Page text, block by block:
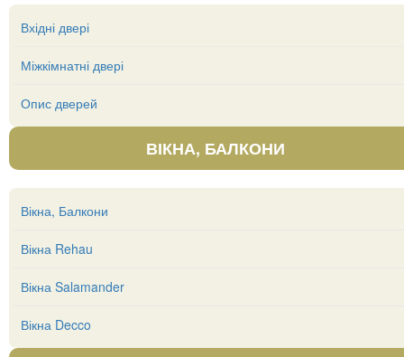
Вхідні двері
Міжкімнатні двері
Опис дверей
ВІКНА, БАЛКОНИ
Вікна, Балкони
Вікна Rehau
Вікна Salamander
Вікна Decco